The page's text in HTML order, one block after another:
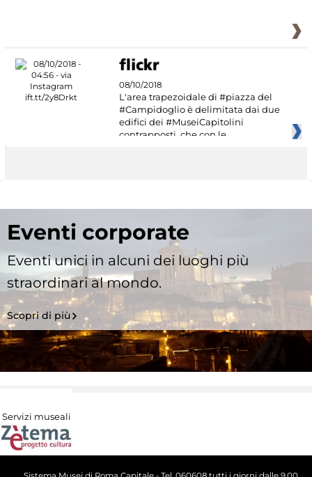
08/10/2018
L'area trapezoidale di #piazza del
#Campidoglio è delimitata dai due
edifici dei #MuseiCapitolini
contrapposti, che con le
Eventi corporate
Eventi unici in alcuni dei luoghi più
straordinari al mondo.
Scopri di più
Servizi museali